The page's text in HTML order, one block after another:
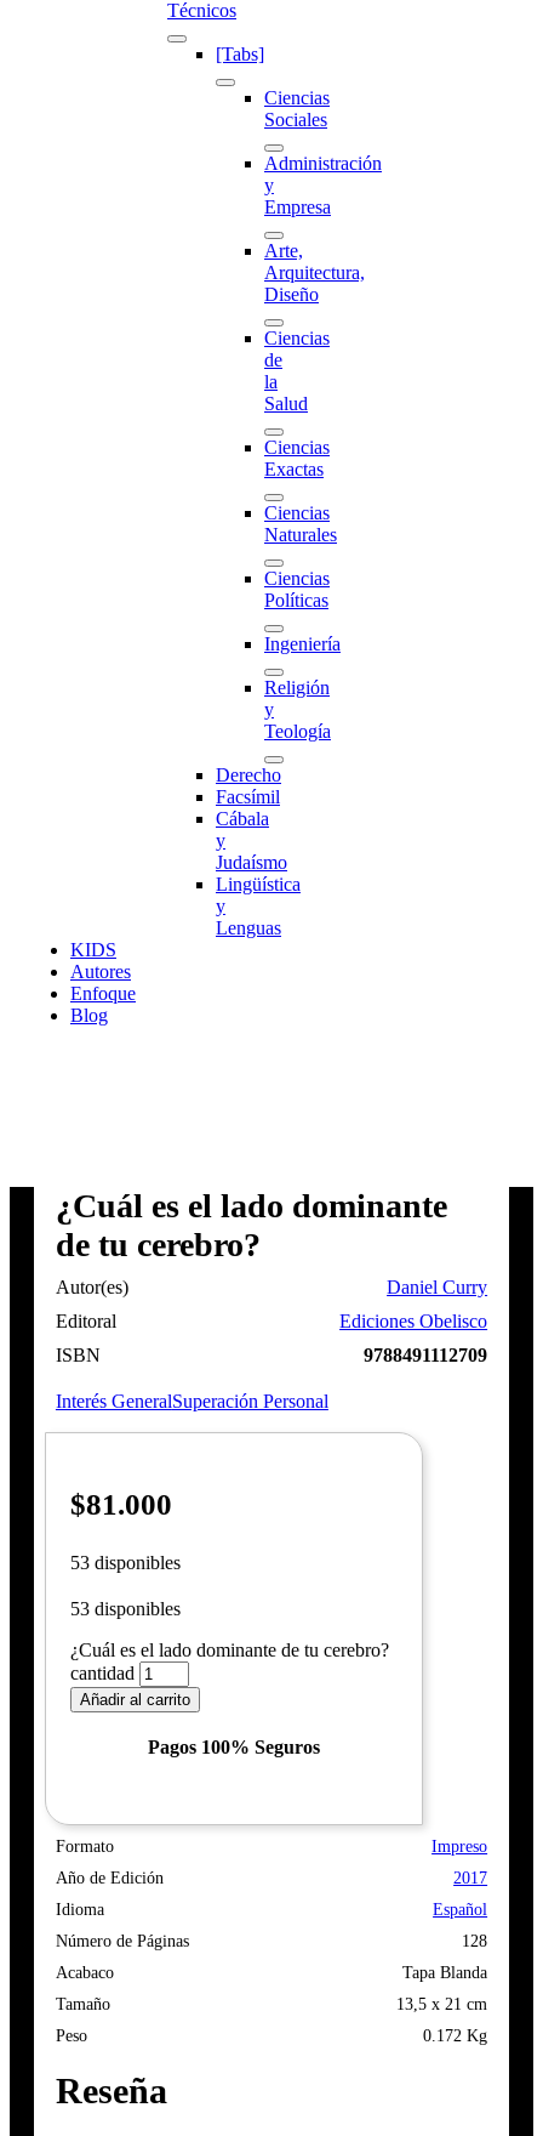
Técnicos
[Tabs]
Ciencias
Sociales
Administración
y
Empresa
Arte,
Arquitectura,
Diseño
Ciencias
de
la
Salud
Ciencias
Exactas
Ciencias
Naturales
Ciencias
Políticas
Ingeniería
Religión
y
Teología
Derecho
Facsímil
Cábala
y
Judaísmo
Lingüística
y
Lenguas
KIDS
Autores
Enfoque
Blog
¿Cuál es el lado dominante
de tu cerebro?
Autor(es)
Daniel Curry
Editoral
Ediciones Obelisco
ISBN
9788491112709
Interés GeneralSuperación Personal
$81.000
53 disponibles
53 disponibles
¿Cuál es el lado dominante de tu cerebro?
cantidad
Añadir al carrito
Pagos 100% Seguros
Formato
Impreso
Año de Edición
2017
Idioma
Español
Número de Páginas
128
Acabaco
Tapa Blanda
Tamaño
13,5 x 21 cm
Peso
0.172 Kg
Reseña